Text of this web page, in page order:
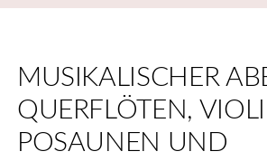
MUSIKALISCHER
QUERFLÖTEN,
POSAUNEN UND